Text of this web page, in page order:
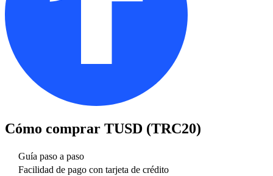
Cómo comprar TUSD (TRC20)
Guía paso a paso
Facilidad de pago con tarjeta de crédito